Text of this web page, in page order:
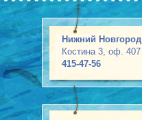
Нижний Новгород
Костина 3, оф. 407
415-47-56